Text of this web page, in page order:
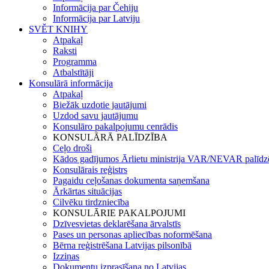
Informācija par Čehiju
Informācija par Latviju
SVĚT KNIHY
Atpakaļ
Raksti
Programma
Atbalstītāji
Konsulārā informācija
Atpakaļ
Biežāk uzdotie jautājumi
Uzdod savu jautājumu
Konsulāro pakalpojumu cenrādis
KONSULĀRĀ PALĪDZĪBA
Ceļo droši
Kādos gadījumos Ārlietu ministrija VAR/NEVAR
Konsulārais reģistrs
Pagaidu ceļošanas dokumenta saņemšana
Ārkārtas situācijas
Cilvēku tirdzniecība
KONSULĀRIE PAKALPOJUMI
Dzīvesvietas deklarēšana ārvalstīs
Pases un personas apliecības noformēšana
Bērna reģistrēšana Latvijas pilsonībā
Izziņas
Dokumentu izprasīšana no Latvijas